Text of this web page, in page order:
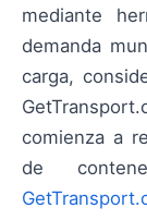
mediante
demanda
carga,
comienza a
de